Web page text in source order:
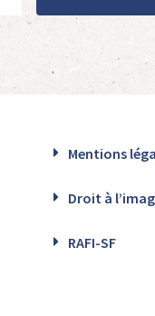
Mentions
Droit à
RAFI-SF